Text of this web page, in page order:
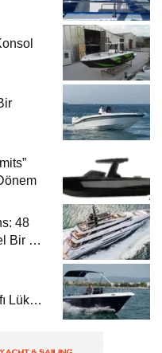
48
Bir Yat
Lüks